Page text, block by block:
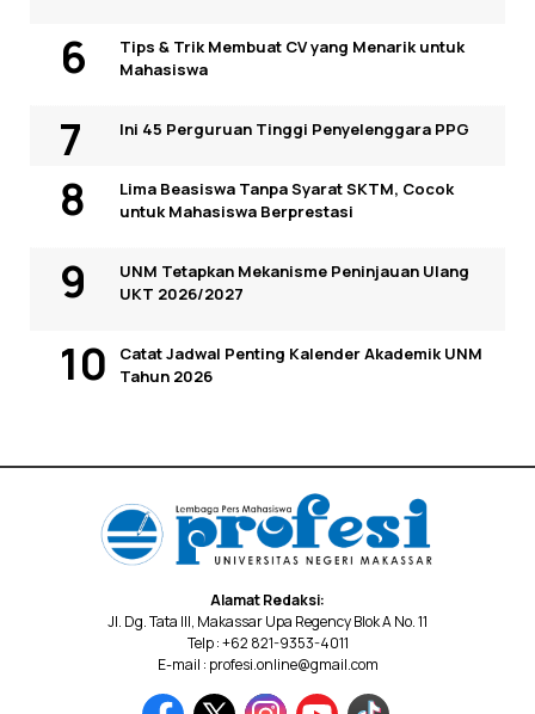
Tips & Trik Membuat CV yang Menarik untuk
Mahasiswa
Ini 45 Perguruan Tinggi Penyelenggara PPG
Lima Beasiswa Tanpa Syarat SKTM, Cocok
untuk Mahasiswa Berprestasi
UNM Tetapkan Mekanisme Peninjauan Ulang
UKT 2026/2027
Catat Jadwal Penting Kalender Akademik UNM
Tahun 2026
Alamat Redaksi:
Jl. Dg. Tata III, Makassar Upa Regency Blok A No. 11
Telp : +62 821-9353-4011
E-mail : profesi.online@gmail.com